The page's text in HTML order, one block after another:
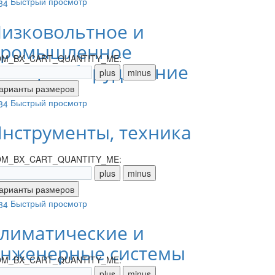
и
Быстрый просмотр
техника
Быстрый просмотр
и
системы